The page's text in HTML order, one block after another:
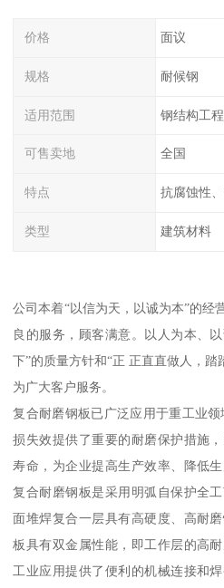
价格 面议
规格 耐候钢
适用范围 钢结构工
可售卖地 全国
特点
类型 建筑材料
公司本着“以信为天，以诚为本”的经
良的服务，顾客满意。以人为本、
下”的质量方针和“正 正直直做人，踏
为广大客户服务。
复合耐磨钢板已广泛应用于重工业
损失效提供了重要的耐磨保护措施
寿命，为企业提高生产效率、降低
复合耐磨钢板是采用明弧自保护全
面堆焊复合一层具有高硬度、高耐
板具有双金属性能，即工作层的高
工业应用提供了便利的机械连接和